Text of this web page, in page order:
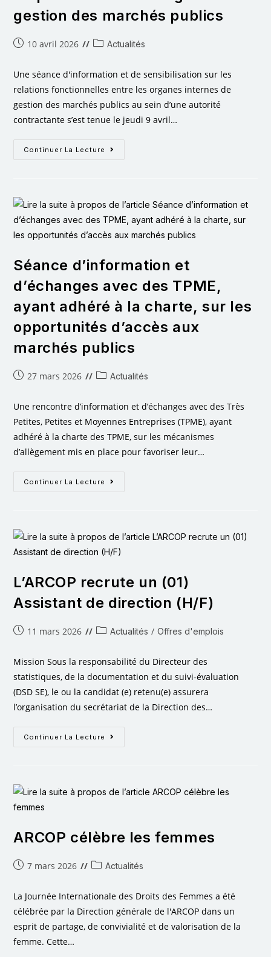
gestion des marchés publics
10 avril 2026 Actualités
Une séance d'information et de sensibilisation sur les
relations fonctionnelles entre les organes internes de
gestion des marchés publics au sein d’une autorité
contractante s’est tenue le jeudi 9 avril…
Continuer La Lecture
Séance d’information et
d’échanges avec des TPME,
ayant adhéré à la charte, sur les
opportunités d’accès aux
marchés publics
27 mars 2026 Actualités
Une rencontre d’information et d’échanges avec des Très
Petites, Petites et Moyennes Entreprises (TPME), ayant
adhéré à la charte des TPME, sur les mécanismes
d’allègement mis en place pour favoriser leur…
Continuer La Lecture
L’ARCOP recrute un (01)
Assistant de direction (H/F)
11 mars 2026 Actualités / Offres d'emplois
Mission Sous la responsabilité du Directeur des
statistiques, de la documentation et du suivi-évaluation
(DSD SE), le ou la candidat (e) retenu(e) assurera
l’organisation du secrétariat de la Direction des…
Continuer La Lecture
ARCOP célèbre les femmes
7 mars 2026 Actualités
La Journée Internationale des Droits des Femmes a été
célébrée par la Direction générale de l'ARCOP dans un
esprit de partage, de convivialité et de valorisation de la
femme. Cette…